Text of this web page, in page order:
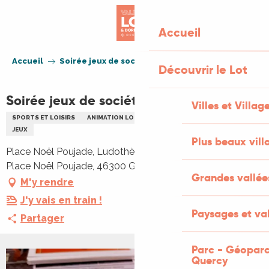
Accueil
Découvrir le Lot
Villes et
Plus beaux
Grandes
Paysages et
Parc -
Quercy
Accueil Soirée jeux de société
Soirée jeux de société
SPORTS ET LOISIRS ANIMATION LOCALE
JEUX
Place Noël Poujade, Ludothèque - 1er étage de la MJC,
Place Noël Poujade, 46300 Gourdon
M'y rendre
J'y vais en train !
Partager